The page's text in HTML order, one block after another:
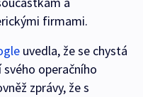
firmami.
uvedla, že se chystá
operačního
zprávy, že s